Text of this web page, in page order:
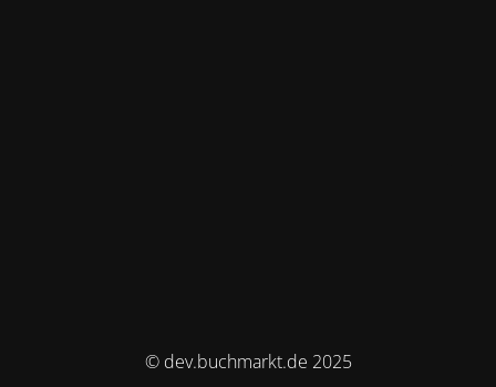
© dev.buchmarkt.de 2025